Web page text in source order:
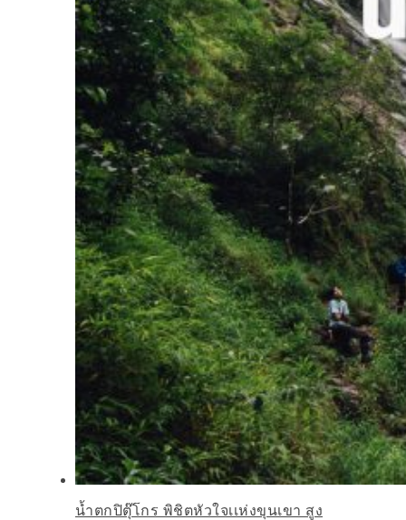
น้ำตกปิตุ๊โกร พิชิตหัวใจเเห่งขุนเขา สูง